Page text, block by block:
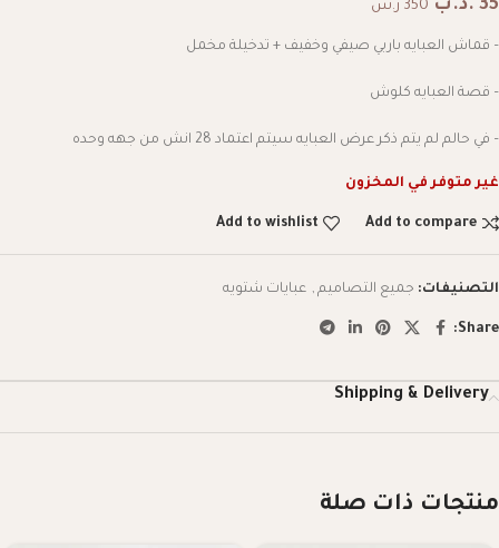
35 .د.ب 350 ر.س
– قماش العبايه باربي صيفي وخفيف + تدخيلة مخمل
– قصة العبايه كلوش
– في حالم لم يتم ذكر عرض العبايه سيتم اعتماد 28 انش من جهه وحده
غير متوفر في المخزون
Add to compare
Add to wishlist
التصنيفات: جميع التصاميم , عبايات شتويه
Share:
Shipping & Delivery
منتجات ذات صلة